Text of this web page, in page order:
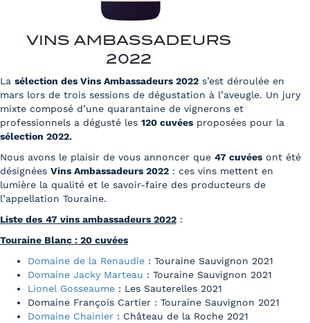
La sélection des Vins Ambassadeurs 2022 s’est déroulée en
mars lors de trois sessions de dégustation à l’aveugle. Un jury
mixte composé d’une quarantaine de vignerons et
professionnels a dégusté les 120 cuvées proposées pour la
sélection 2022.
Nous avons le plaisir de vous annoncer que 47 cuvées ont été
désignées Vins Ambassadeurs 2022 : ces vins mettent en
lumière la qualité et le savoir-faire des producteurs de
l’appellation Touraine.
Liste des 47 vins ambassadeurs 2022 :
Touraine Blanc : 20 cuvées
Domaine de la Renaudie : Touraine Sauvignon 2021
Domaine Jacky Marteau : Touraine Sauvignon 2021
Lionel Gosseaume : Les Sauterelles 2021
Domaine François Cartier : Touraine Sauvignon 2021
Domaine Chainier : Château de la Roche 2021